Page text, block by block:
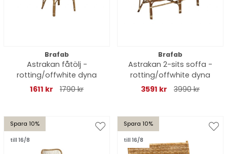
Brafab
Astrakan fåtölj -
rotting/offwhite dyna
1611 kr
1790 kr
Brafab
Astrakan 2-sits soffa -
rotting/offwhite dyna
3591 kr
3990 kr
Spara 10%
till 16/8
Spara 10%
till 16/8